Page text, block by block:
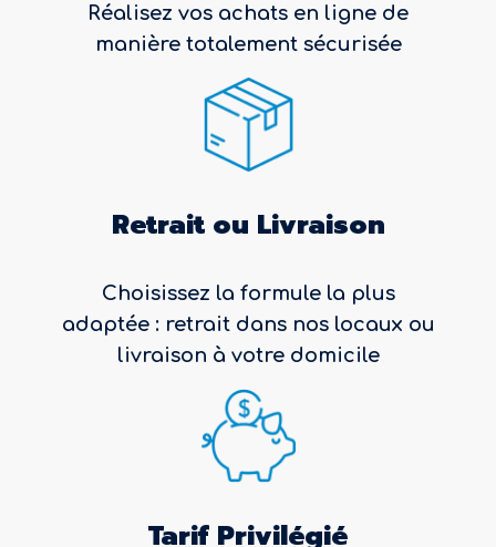
Réalisez vos achats en ligne de
manière totalement sécurisée
Retrait ou Livraison
Choisissez la formule la plus
adaptée : retrait dans nos locaux ou
livraison à votre domicile
Tarif Privilégié